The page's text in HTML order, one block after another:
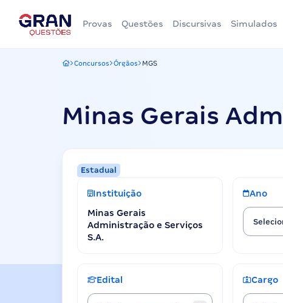
Provas Questões Discursivas Simulados
Gran Questões
Concursos Órgãos MGS
Minas Gerais
Estadual
Instituição
Minas Gerais
Administração e Serviços
S.A.
Ano
Edital Cargo